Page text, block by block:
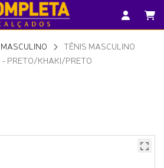
TÊNIS MASCULINO
- PRETO/KHAKI/PRETO